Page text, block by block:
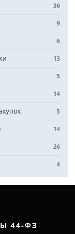
36
9
6
13
5
14
5
14
26
4
44-ФЗ